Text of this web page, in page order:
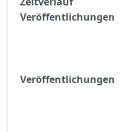
Veröffentlichungen
Veröffentlichungen